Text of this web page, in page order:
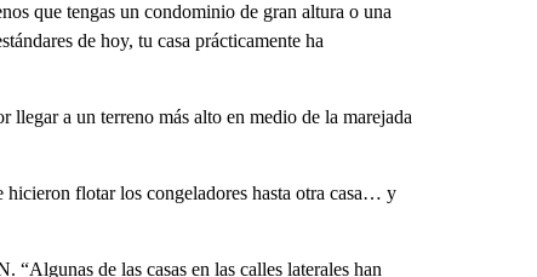
que tengas un condominio de gran altura o una
de hoy, tu casa prácticamente ha
a un terreno más alto en medio de la marejada
hicieron flotar los congeladores hasta otra casa… y
“Algunas de las casas en las calles laterales han